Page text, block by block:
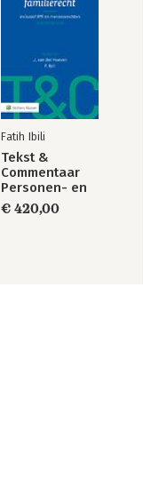
Fatih Ibili
Tekst &
Commentaar
Personen- en
Familierecht
€ 420,00